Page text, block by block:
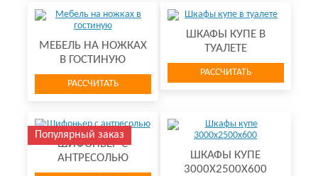
МЕБЕЛЬ НА НОЖКАХ
В ГОСТИНУЮ
РАССЧИТАТЬ
ШКАФЫ КУПЕ В
ТУАЛЕТЕ
РАССЧИТАТЬ
Популярный заказ
ШИФОНЬЕР С
АНТРЕСОЛЬЮ
ШКАФЫ КУПЕ
3000Х2500Х600